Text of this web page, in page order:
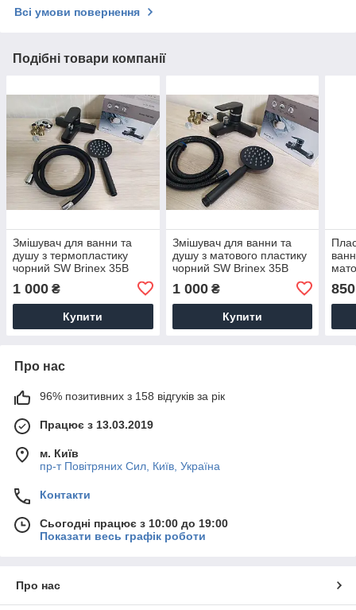
Всі умови повернення
Подібні товари компанії
Змішувач для ванни та
душу з термопластику
чорний SW Brinex 35B
шлангом і лійкою
1 000 ₴
Купити
Змішувач для ванни та
душу з матового пластику
чорний SW Brinex 35B
шлангом і лійкою
1 000₴
Купити
850
Про нас
96% позитивних з 158 відгуків за рік
Працює з 13.03.2019
м. Київ
пр-т Повiтряних Сил, Київ, Україна
Контакти
Сьогодні працює з 10:00 до 19:00
Показати весь графік роботи
Про нас